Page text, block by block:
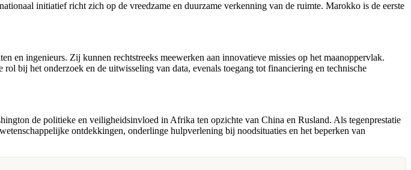
initiatief richt zich op de vreedzame en duurzame verkenning van de ruimte. Marokko is de eerste
en ingenieurs. Zij kunnen rechtstreeks meewerken aan innovatieve missies op het maanoppervlak.
bij het onderzoek en de uitwisseling van data, evenals toegang tot financiering en technische
de politieke en veiligheidsinvloed in Afrika ten opzichte van China en Rusland. Als tegenprestatie
ontdekkingen, onderlinge hulpverlening bij noodsituaties en het beperken van